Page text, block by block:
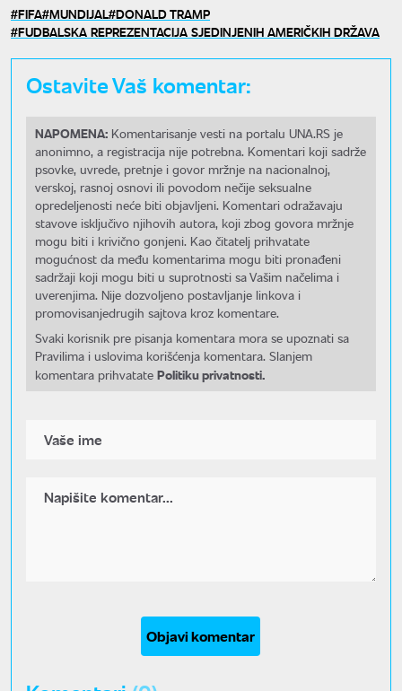
FIFA MUNDIJAL DONALD TRAMP
FUDBALSKA REPREZENTACIJA SJEDINJENIH AMERIČKIH DRŽAVA
Ostavite Vaš komentar:
NAPOMENA: Komentarisanje vesti na portalu UNA.RS je
anonimno, a registracija nije potrebna. Komentari koji sadrže
psovke, uvrede, pretnje i govor mržnje na nacionalnoj,
verskoj, rasnoj osnovi ili povodom nečije seksualne
opredeljenosti neće biti objavljeni. Komentari odražavaju
stavove isključivo njihovih autora, koji zbog govora mržnje
mogu biti i krivično gonjeni. Kao čitatelj prihvatate
mogućnost da među komentarima mogu biti pronađeni
sadržaji koji mogu biti u suprotnosti sa Vašim načelima i
uverenjima. Nije dozvoljeno postavljanje linkova i
promovisanjedrugih sajtova kroz komentare.
Svaki korisnik pre pisanja komentara mora se upoznati sa
Pravilima i uslovima korišćenja komentara. Slanjem
komentara prihvatate Politiku privatnosti.
Objavi komentar